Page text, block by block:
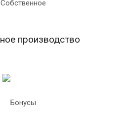
производство